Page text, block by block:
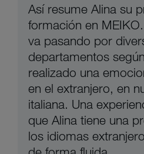
Así resume Alina su
formación en
va pasando por
departamentos
realizado una
en el extranjero, en
italiana. Una
que Alina tiene una
los idiomas